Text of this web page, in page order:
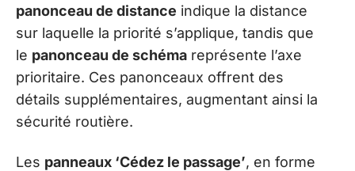
panonceau de distance indique la distance
sur laquelle la priorité s’applique, tandis que
le panonceau de schéma représente l’axe
prioritaire. Ces panonceaux offrent des
détails supplémentaires, augmentant ainsi la
sécurité routière.
Les panneaux ‘Cédez le passage’, en forme